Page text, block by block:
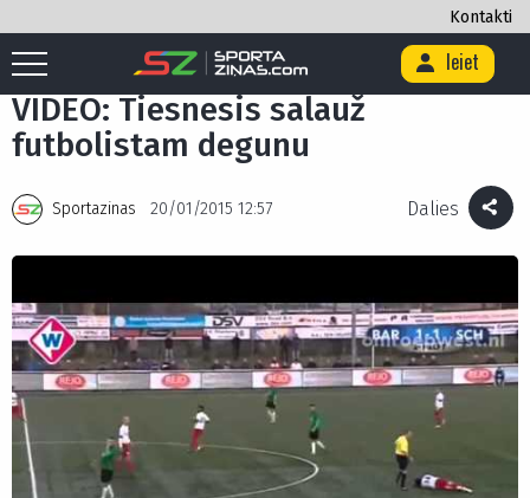
Kontakti
Ieiet
Sākums VIDEO: Tiesnesis salauž futbolistam degunu
VIDEO: Tiesnesis salauž
futbolistam degunu
Sportazinas 20/01/2015 12:57 Dalies